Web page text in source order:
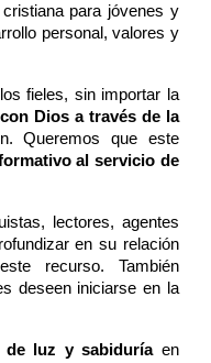
para jóvenes y
personal, valores y
fieles, sin importar la
Dios a través de la
Queremos que este
al servicio de
lectores, agentes
en su relación
recurso. También
deseen iniciarse en la
de luz y sabiduríaen